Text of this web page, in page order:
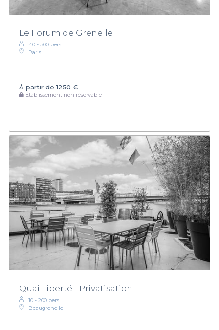
Le Forum de Grenelle
40 - 500 pers.
Paris
À partir de1250 €
Établissement non réservable
Quai Liberté - Privatisation
10 - 200 pers.
Beaugrenelle